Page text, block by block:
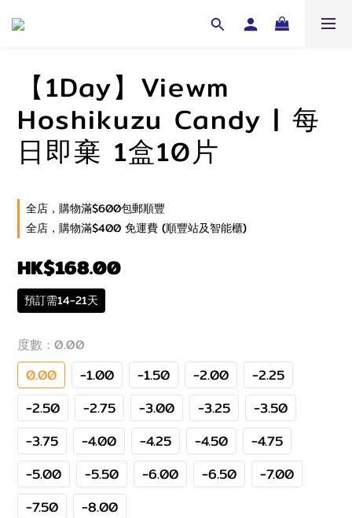
【1Day】Viewm
Hoshikuzu Candy | 每
日即棄 1盒10片
全店，購物滿$600包郵順豐
全店，購物滿$400 免運費 (順豐站及智能櫃)
HK$168.00
預訂需14-21天
度數 : 0.00
0.00 -1.00 -1.50 -2.00
-2.25
-2.50
-2.75 -3.00 -3.25
-3.50
-3.75
-4.00 -4.25 -4.50
-4.75
-5.00
-5.50 -6.00 -6.50
-7.00
-7.50
-8.00